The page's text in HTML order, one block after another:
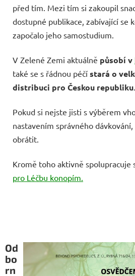
před tím. Mezi tím si zakoupil
dostupné publikace, zabívající se
započalo jeho samostudium.
V Zelené Zemi aktuálně působí v
také se s řádnou péčí stará o
distribuci pro Českou republiku.
Pokud si nejste jisti s výběrem
nastavením správného
obrátit.
Kromě toho aktivně spolupracuje
pro Léčbu konopím.
Od
bo
rn